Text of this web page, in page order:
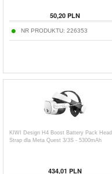
50,20 PLN
NR PRODUKTU: 226353
KIWI Design H4 Boost Battery Pack Head
Strap dla Meta Quest 3/3S - 5300mAh
434,01 PLN